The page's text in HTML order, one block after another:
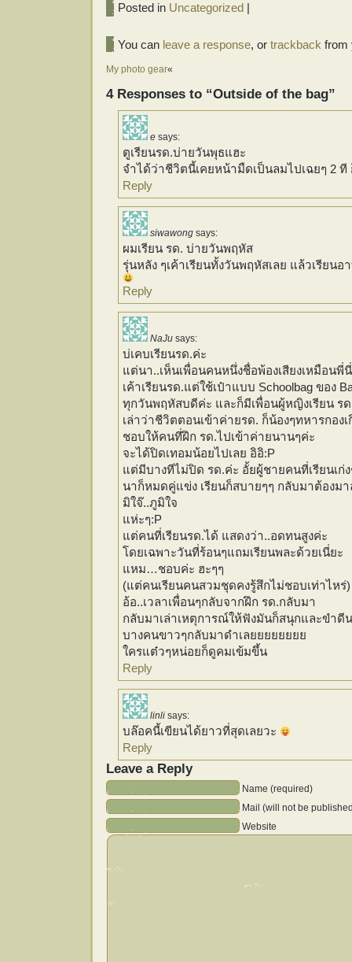
Posted in Uncategorized |
You can leave a response, or trackback from
My photo gear«
4 Responses to “Outside of the bag”
e says:
ตูเรียนรด.บ่ายวันพุธแฮะ
จำได้ว่าชีวิตนี้เคยหน้ามืดเป็นลมไปเฉยๆ 2 ที
Reply
siwawong says:
ผมเรียน รด. บ่ายวันพฤหัส
รุ่นหลัง ๆเค้าเรียนทั้งวันพฤหัสเลย แล้วเรียนอ
Reply
NaJu says:
บ่เคบเรียนรด.ค่ะ
แต่นา..เห็นเพื่อนคนหนึ่งชื่อพ้องเสียงเหมือนพี่
เค้าเรียนรด.แต่ใช้เป๋าแบบ Schoolbag ของ
ทุกวันพฤหัสบดีค่ะ และก็มีเพื่อนผู้หญิงเรียน ร
เล่าว่าชีวิตตอนเข้าค่ายรด. ก็น้องๆทหารกอง
ชอบให้คนที่ฝึก รด.ไปเข้าค่ายนานๆค่ะ
จะได้ปิดเทอมน้อยไปเลย อิอิ:P
แต่มีบางทีไม่ปิด รด.ค่ะ อั้ยผู้ชายคนที่เรียนเก่
นาก็หมดคู่แข่ง เรียนก็สบายๆๆ กลับมาต้องม
มิใจ๊..ภูมิใจ
แห่ะๆ:P
แต่คนที่เรียนรด.ได้ แสดงว่า..อดทนสูงค่ะ
โดยเฉพาะวันที่ร้อนๆแถมเรียนพละด้วยเนี่ยะ
แหม…ชอบค่ะ ฮะๆๆ
(แต่คนเรียนคนสวมชุดคงรู้สึกไม่ชอบเท่าไหร่)
อ้อ..เวลาเพื่อนๆกลับจากฝึก รด.กลับมา
กลับมาเล่าเหตุการณ์ให้ฟังมันก็สนุกและขำดี
บางคนขาวๆกลับมาดำเลยยยยยยยย
ใครแต๋วๆหน่อยก็ดูคมเข้มขึ้น
Reply
linli says:
บล๊อคนี้เขียนได้ยาวที่สุดเลยวะ
Reply
Leave a Reply
Name (required)
Mail (will not be
Website